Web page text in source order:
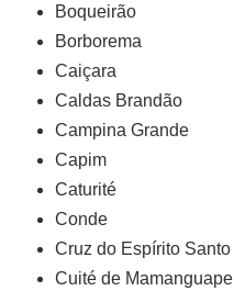
Boqueirão
Borborema
Caiçara
Caldas Brandão
Campina Grande
Capim
Caturité
Conde
Cruz do Espírito Santo
Cuité de Mamanguape